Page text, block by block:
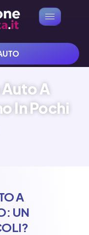
Auto A
In Pochi
A
UN